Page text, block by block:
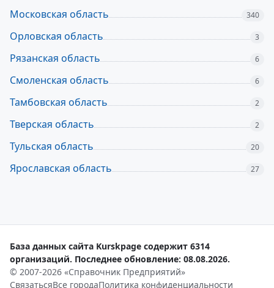
Московская область 340
Орловская область 3
Рязанская область 6
Смоленская область 6
Тамбовская область 2
Тверская область 2
Тульская область 20
Ярославская область 27
База данных сайта Kurskpage содержит 6314
организаций. Последнее обновление: 08.08.2026.
© 2007-2026 «Справочник Предприятий»
СвязатьсяВсе городаПолитика конфиденциальности